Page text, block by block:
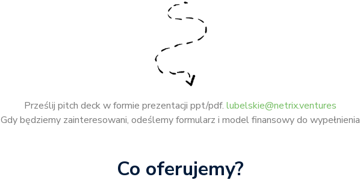
Prześlij pitch deck w formie prezentacji ppt/pdf.lubelskie@netrix.ventures
Gdy będziemy zainteresowani, odeślemy formularz i model finansowy do wypełnienia
Co oferujemy?